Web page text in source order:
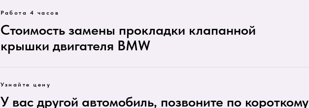
Работа 4 часов
Стоимость замены прокладки клапанной
крышки двигателя BMW
Узнайте цену
У вас другой автомобиль, позвоните по короткому